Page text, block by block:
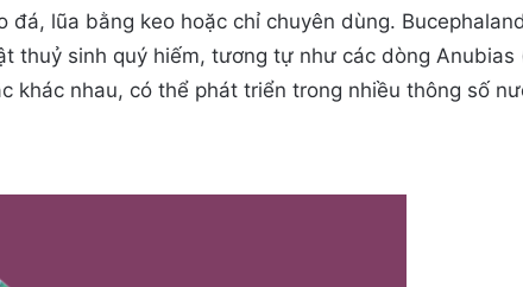
lũa bằng keo hoặc chỉ chuyên dùng.
sinh quý hiếm, tương tự như các dòng Anubias
khác nhau, có thể phát triển trong nhiều thông số